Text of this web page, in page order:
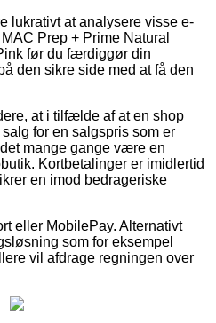
lukrativt at analysere visse e-
Prep + Prime Natural
før du færdiggør din
den sikre side med at få den
at i tilfælde af at en shop
for en salgspris som er
mange gange være en
Kortbetalinger er imidlertid
en imod bedrageriske
eller MobilePay. Alternativt
som for eksempel
vil afdrage regningen over